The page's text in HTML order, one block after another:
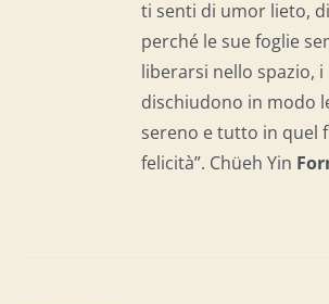
ti senti di umor lieto,
perché le sue foglie
liberarsi nello spazio, i
dischiudono in modo
sereno e tutto in quel
felicità”. Chüeh Yin